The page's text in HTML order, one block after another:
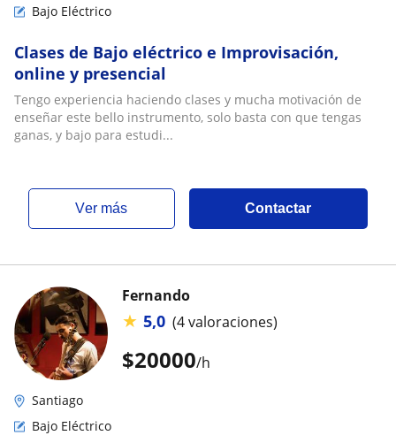
Bajo Eléctrico
Clases de Bajo eléctrico e Improvisación,
online y presencial
Tengo experiencia haciendo clases y mucha motivación de
enseñar este bello instrumento, solo basta con que tengas
ganas, y bajo para estudi...
ver más Contactar
$20000/h
Fernando
★ 5,0 (4 valoraciones)
Santiago
Bajo Eléctrico